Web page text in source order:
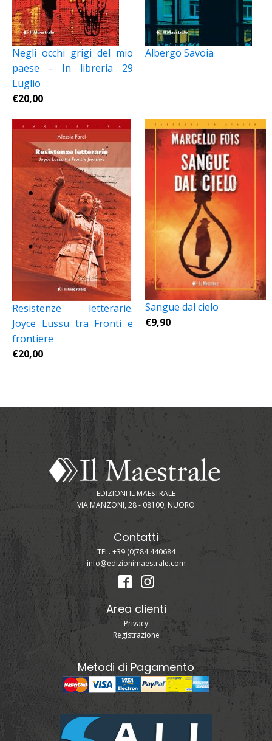
Negli occhi grigi del mio
paese - In libreria 29
Luglio
€20,00
Albergo Savoia
Resistenze letterarie.
Joyce Lussu tra Fronti e
frontiere
€20,00
Sangue dal cielo
€9,90
EDIZIONI IL MAESTRALE
VIA MANZONI, 28 - 08100, NUORO
Contatti
TEL. +39 (0)784 440684
info@edizionimaestrale.com
Area clienti
Privacy
Registrazione
Metodi di Pagamento